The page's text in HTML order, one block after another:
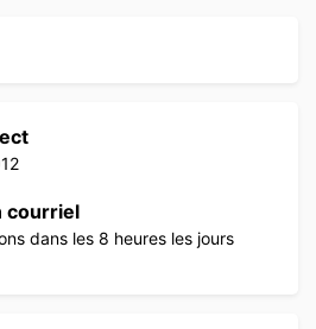
courriel
dans les 8 heures les jours